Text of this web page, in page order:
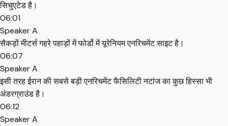
सिचुएटेड है।
06:01
Speaker A
सैकड़ों मीटर्स गहरे पहाड़ों में फोर्डो में यूरेनियम एनरिचमेंट साइट है।
06:07
Speaker A
इसी तरह ईरान की सबसे बड़ी एनरिचमेंट फैसिलिटी नटांज का कुछ हिस्सा भी
अंडरग्राउंड है।
06:12
Speaker A